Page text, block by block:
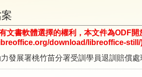
文書軟體選擇的權利，本文件為ODF
download/libreoffice-still/)
發展署桃竹苗分署受訓學員退訓賠償處